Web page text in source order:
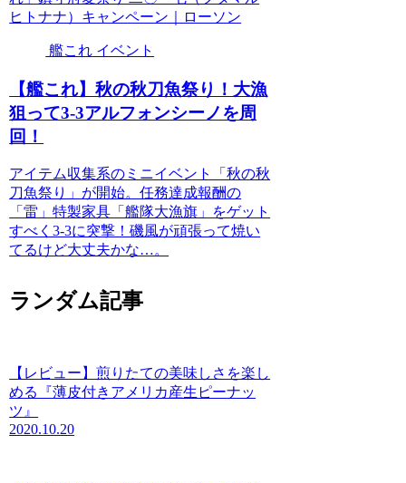
ヒトナナ）キャンペーン｜ローソン
艦これ イベント
【艦これ】秋の秋刀魚祭り！大漁
狙って3-3アルフォンシーノを周
回！
アイテム収集系のミニイベント「秋の秋
刀魚祭り」が開始。任務達成報酬の
「雷」特製家具「艦隊大漁旗」をゲット
すべく3-3に突撃！磯風が頑張って焼い
てるけど大丈夫かな…。
ランダム記事
【レビュー】煎りたての美味しさを楽し
める『薄皮付きアメリカ産生ピーナッ
ツ』
2020.10.20